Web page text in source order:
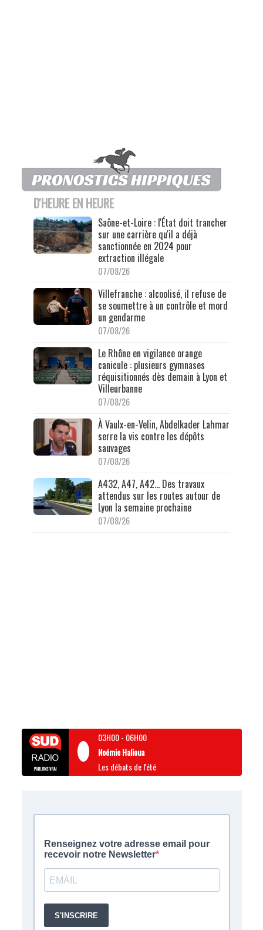
D'HEURE EN HEURE
Saône-et-Loire : l'État doit trancher
sur une carrière qu'il a déjà
sanctionnée en 2024 pour
extraction illégale
07/08/26
Villefranche : alcoolisé, il refuse de
se soumettre à un contrôle et mord
un gendarme
07/08/26
Le Rhône en vigilance orange
canicule : plusieurs gymnases
réquisitionnés dès demain à Lyon et
Villeurbanne
07/08/26
À Vaulx-en-Velin, Abdelkader Lahmar
serre la vis contre les dépôts
sauvages
07/08/26
A432, A47, A42… Des travaux
attendus sur les routes autour de
Lyon la semaine prochaine
07/08/26
03H00- 06H00
Noémie Halioua
Les débats de l'été